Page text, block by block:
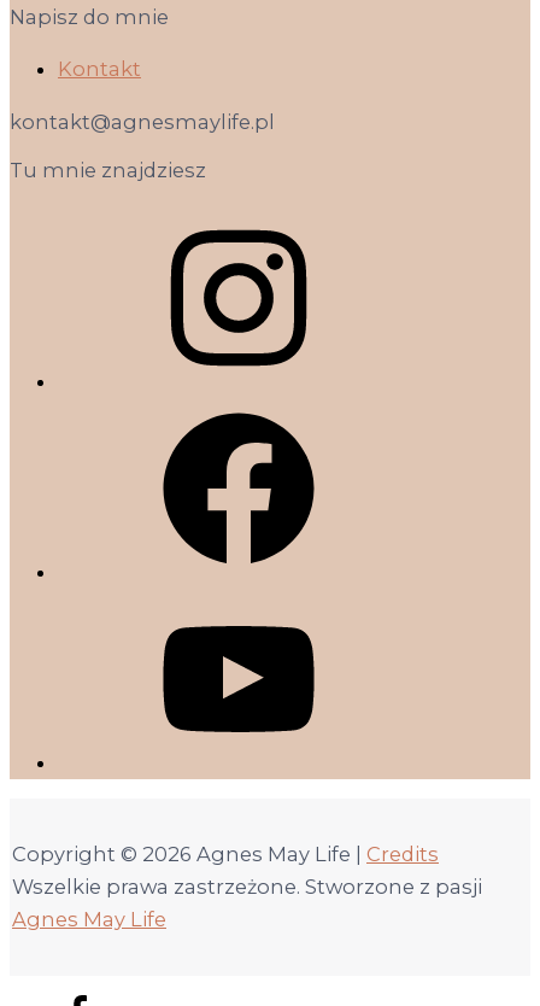
Napisz do mnie
Kontakt
kontakt@agnesmaylife.pl
Tu mnie znajdziesz
Copyright © 2026 Agnes May Life | Credits
Wszelkie prawa zastrzeżone. Stworzone z pasji
Agnes May Life